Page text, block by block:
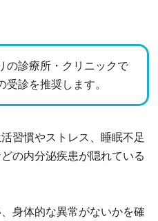
の診療所・クリニックで
受診を推奨します。
習慣やストレス、睡眠不足
の内分泌疾患が隠れている
身体的な異常がないかを確